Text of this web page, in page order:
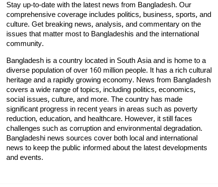
Stay up-to-date with the latest news from Bangladesh. Our
comprehensive coverage includes politics, business, sports, and
culture. Get breaking news, analysis, and commentary on the
issues that matter most to Bangladeshis and the international
community.
Bangladesh is a country located in South Asia and is home to a
diverse population of over 160 million people. It has a rich cultural
heritage and a rapidly growing economy. News from Bangladesh
covers a wide range of topics, including politics, economics,
social issues, culture, and more. The country has made
significant progress in recent years in areas such as poverty
reduction, education, and healthcare. However, it still faces
challenges such as corruption and environmental degradation.
Bangladeshi news sources cover both local and international
news to keep the public informed about the latest developments
and events.